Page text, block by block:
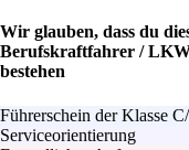
Wir glauben, dass du
Berufskraftfahrer /
bestehen
Führerschein der Klasse
Serviceorientierung